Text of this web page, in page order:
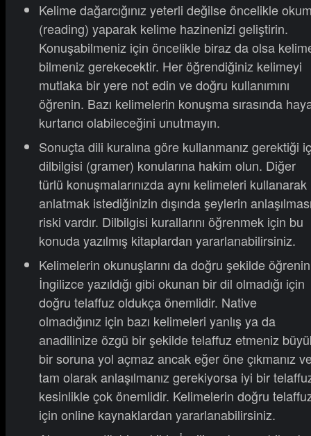
Kelime dağarcığınız yeterli değilse öncelikle
(reading) yaparak kelime hazinenizi geliştirin.
Konuşabilmeniz için öncelikle biraz da olsa
bilmeniz gerekecektir. Her öğrendiğiniz kelimeyi
mutlaka bir yere not edin ve doğru kullanımını
öğrenin. Bazı kelimelerin konuşma sırasında
kurtarıcı olabileceğini unutmayın.
Sonuçta dili kuralına göre kullanmanız gerektiği
dilbilgisi (gramer) konularına hakim olun. Diğer
türlü konuşmalarınızda aynı kelimeleri kullanarak
anlatmak istediğinizin dışında şeylerin
riski vardır. Dilbilgisi kurallarını öğrenmek için bu
konuda yazılmış kitaplardan yararlanabilirsiniz.
Kelimelerin okunuşlarını da doğru şekilde
İngilizce yazıldığı gibi okunan bir dil olmadığı için
doğru telaffuz oldukça önemlidir. Native
olmadığınız için bazı kelimeleri yanlış ya da
anadilinize özgü bir şekilde telaffuz etmeniz
bir soruna yol açmaz ancak eğer öne çıkmanız
tam olarak anlaşılmanız gerekiyorsa iyi bir
kesinlikle çok önemlidir. Kelimelerin doğru
için online kaynaklardan yararlanabilirsiniz.